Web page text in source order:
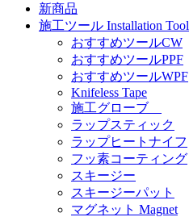
新商品
施工ツール Installation Tool
おすすめツールCW
おすすめツールPPF
おすすめツールWPF
Knifeless Tape
施工グローブ
ラップスティック
ラップヒートナイフ
フッ素コーティング
スキージー
スキージーパット
マグネット Magnet